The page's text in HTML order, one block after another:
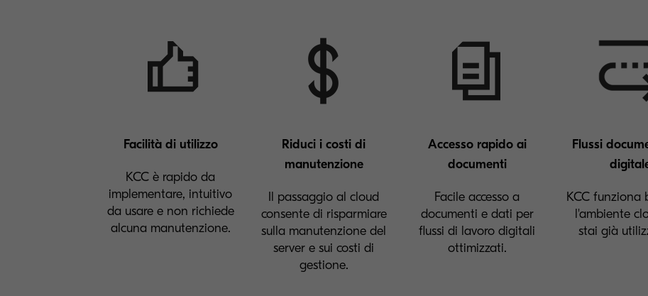
Facilità di utilizzo
KCC è rapido da
implementare, intuitivo
da usare e non richiede
alcuna manutenzione.
Riduci i costi di
manutenzione
Il passaggio al cloud
consente di risparmiare
sulla manutenzione del
server e sui costi di
gestione.
Accesso rapido ai
documenti
Facile accesso a
documenti e dati per
flussi di lavoro digitali
ottimizzati.
Flussi
KCC funziona
l'ambiente
stai già